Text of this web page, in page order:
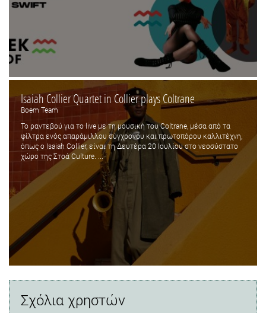
Isaiah Collier Quartet in Collier plays Coltrane
Boem Team
Το ραντεβού για το live με τη μουσική του Coltrane, μέσα από τα
φίλτρα ενός απαράμιλλου σύγχρονου και πρωτοπόρου καλλιτέχνη,
όπως ο Isaiah Collier, είναι τη Δευτέρα 20 Ιουλίου στο νεοσύστατο
χώρο της Στοά Culture. ...
Σχόλια χρηστών